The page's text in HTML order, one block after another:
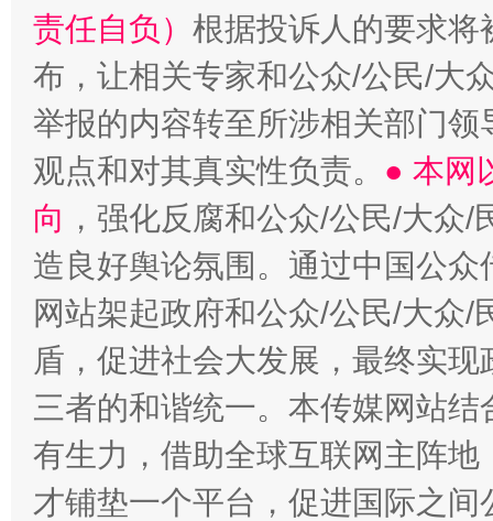
责任自负） 根据投诉人的要求将
布，让相关专家和公众/公民/大
举报的内容转至所涉相关部门
观点和对其真实性负责。 ● 本网
向 ，强化反腐和公众/公民/大众
造良好舆论氛围。通过中国公
网站架起政府和公众/公民/大众
盾，促进社会大发展，最终实
三者的和谐统一。本传媒网站
有生力，借助全球互联网主阵
才铺垫一个平台，促进国际之